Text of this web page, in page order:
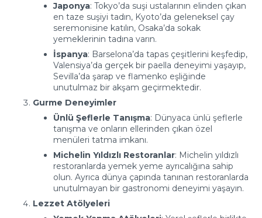
Japonya: Tokyo’da suşi ustalarının elinden çıkan
en taze suşiyi tadın, Kyoto’da geleneksel çay
seremonisine katılın, Osaka’da sokak
yemeklerinin tadına varın.
İspanya: Barselona’da tapas çeşitlerini keşfedip,
Valensiya’da gerçek bir paella deneyimi yaşayıp,
Sevilla’da şarap ve flamenko eşliğinde
unutulmaz bir akşam geçirmektedir.
Gurme Deneyimler
Ünlü Şeflerle Tanışma: Dünyaca ünlü şeflerle
tanışma ve onların ellerinden çıkan özel
menüleri tatma imkanı.
Michelin Yıldızlı Restoranlar: Michelin yıldızlı
restoranlarda yemek yeme ayrıcalığına sahip
olun. Ayrıca dünya çapında tanınan restoranlarda
unutulmayan bir gastronomi deneyimi yaşayın.
Lezzet Atölyeleri